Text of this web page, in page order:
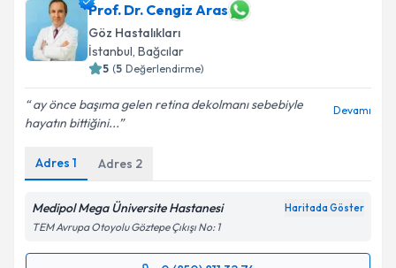
Prof. Dr. Cengiz Aras
Göz Hastalıkları
İstanbul, Bağcılar
5 (5 Değerlendirme)
ay önce başıma gelen retina dekolmanı sebebiyle
hayatın bittiğini...
Devamı
Adres 1 Adres 2
Medipol Mega Üniversite Hastanesi Haritada Göster
TEM Avrupa Otoyolu Göztepe Çıkışı No: 1